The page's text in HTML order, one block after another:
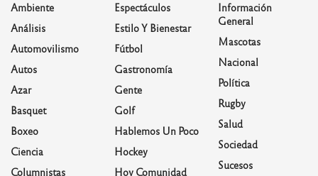
Ambiente
Análisis
Automovilismo
Autos
Azar
Basquet
Boxeo
Ciencia
Columnistas
Espectáculos
Estilo Y Bienestar
Fútbol
Gastronomía
Gente
Golf
Hablemos Un Poco
Hockey
Hoy Comunidad
Información
General
Mascotas
Nacional
Política
Rugby
Salud
Sociedad
Sucesos